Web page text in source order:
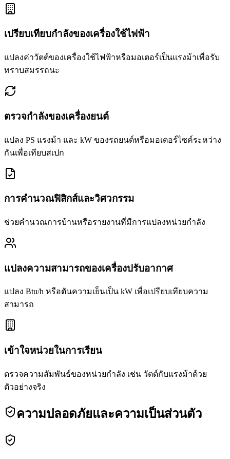
เปรียบเทียบกำลังของเครื่องใช้ไฟฟ้า
แปลงค่าวัตต์ของเครื่องใช้ไฟฟ้าหรือมอเตอร์เป็นแรงม้าเพื่อรับ
ทราบสมรรถนะ
ตรวจกำลังของเครื่องยนต์
แปลง PS แรงม้า และ kW ของรถยนต์หรือมอเตอร์ไซค์ระหว่าง
กันเพื่อเทียบสเปก
การคำนวณฟิสิกส์และวิศวกรรม
ช่วยคำนวณการบ้านหรือรายงานที่มีการแปลงหน่วยกำลัง
แปลงความสามารถของเครื่องปรับอากาศ
แปลง Btu/h หรือตันความเย็นเป็น kW เพื่อเปรียบเทียบความ
สามารถ
เข้าใจหน่วยในการเรียน
ตรวจความสัมพันธ์ของหน่วยกำลัง เช่น วัตต์กับแรงม้าด้วย
ตัวอย่างจริง
ความปลอดภัยและความเป็นส่วนตัว